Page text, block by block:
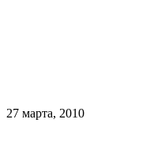
27 марта, 2010